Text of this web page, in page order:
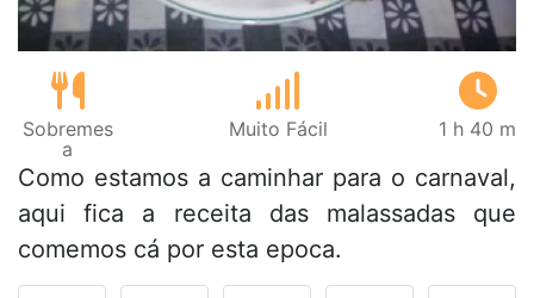
Sobremes
a
Muito Fácil 1 h 40 m
Como estamos a caminhar para o carnaval,
aqui fica a receita das malassadas que
comemos cá por esta epoca.